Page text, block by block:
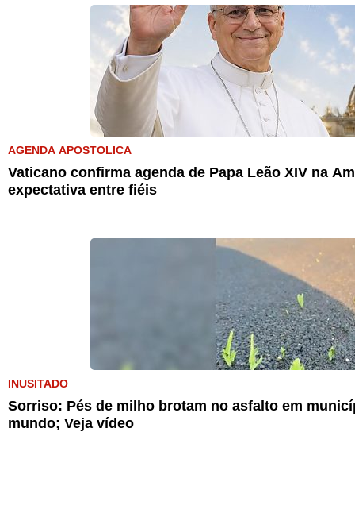
AGENDA APOSTÓLICA
Vaticano confirma agenda de Papa Leão XIV na
expectativa entre fiéis
INUSITADO
Sorriso: Pés de milho brotam no asfalto em
mundo; Veja vídeo